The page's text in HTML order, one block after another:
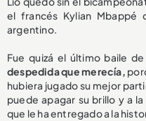
el francés Kylian Mbappé
argentino.
Fue quizá el último baile
despedida que merecía,
hubiera jugado su mejor
puede apagar su brillo y a
que le ha entregado a la